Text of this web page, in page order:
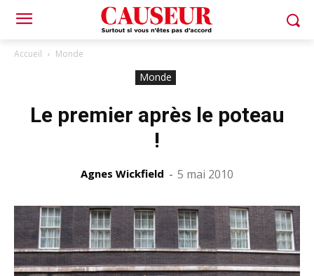
Accueil Monde
Monde
Le premier après le poteau
!
Agnes Wickfield - 5 mai 2010